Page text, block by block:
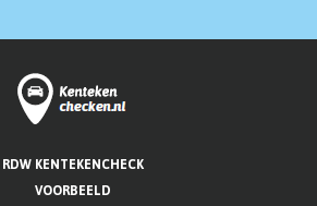
RDW KENTEKENCHECK
VOORBEELD